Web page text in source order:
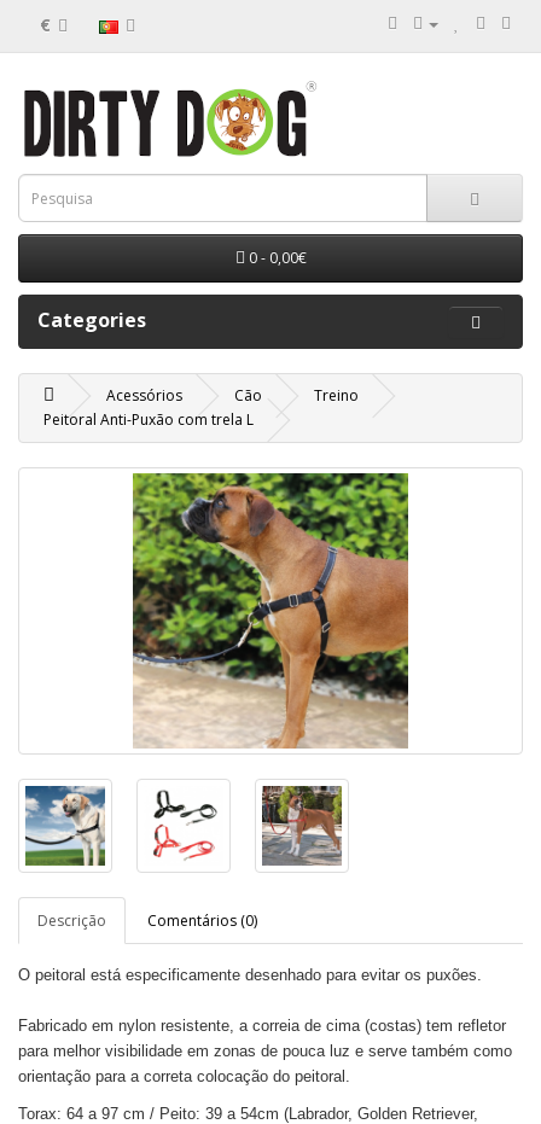
€
0 - 0,00€
Categories
Acessórios Cão
Treino
Peitoral Anti-Puxão com trela L
Descrição Comentários (0)
O peitoral está especificamente desenhado para evitar os puxões.
Fabricado em nylon resistente, a correia de cima (costas) tem refletor
para melhor visibilidade em zonas de pouca luz e serve também como
orientação para a correta colocação do peitoral.
Torax: 64 a 97 cm / Peito: 39 a 54cm (Labrador, Golden Retriever,